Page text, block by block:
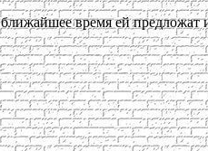
время ей